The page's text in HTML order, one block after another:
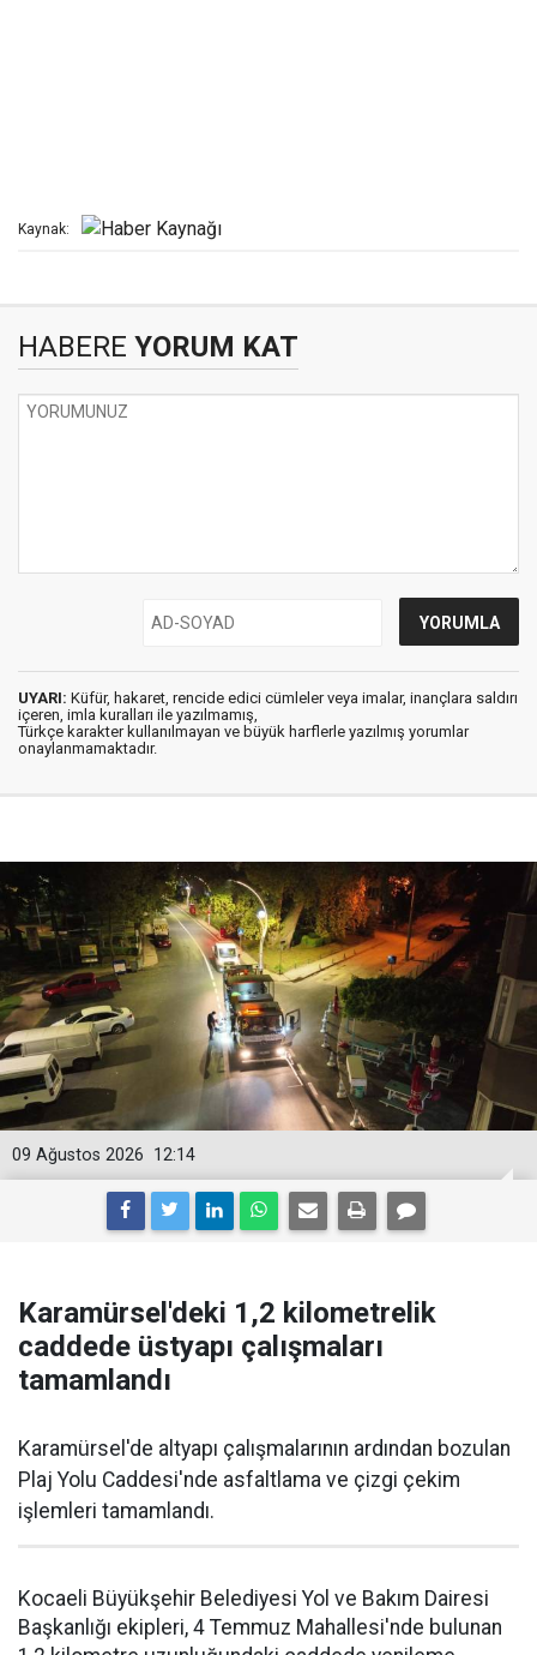
Kaynak:
HABERE YORUM KAT
UYARI: Küfür, hakaret, rencide edici cümleler veya imalar, inançlara saldırı
içeren, imla kuralları ile yazılmamış,
Türkçe karakter kullanılmayan ve büyük harflerle yazılmış yorumlar
onaylanmamaktadır.
12:14
09 Ağustos 2026
Karamürsel'deki 1,2 kilometrelik
caddede üstyapı çalışmaları
tamamlandı
Karamürsel'de altyapı çalışmalarının ardından bozulan
Plaj Yolu Caddesi'nde asfaltlama ve çizgi çekim
işlemleri tamamlandı.
Kocaeli Büyükşehir Belediyesi Yol ve Bakım Dairesi
Başkanlığı ekipleri, 4 Temmuz Mahallesi'nde bulunan